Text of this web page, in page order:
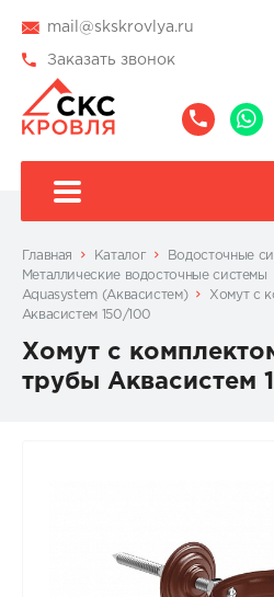
mail@skskrovlya.ru
Заказать звонок
Главная Каталог
Водосточные
Металлические водосточные системы
Aquasystem (Аквасистем)
Хомут с
Аквасистем 150/100
Хомут с
трубы Аквасистем